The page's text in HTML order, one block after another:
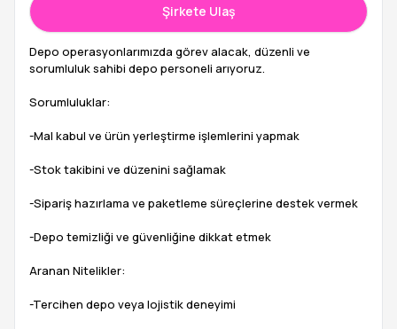
Şirkete Ulaş
Depo operasyonlarımızda görev alacak, düzenli ve
sorumluluk sahibi depo personeli arıyoruz.
Sorumluluklar:
-Mal kabul ve ürün yerleştirme işlemlerini yapmak
-Stok takibini ve düzenini sağlamak
-Sipariş hazırlama ve paketleme süreçlerine destek vermek
-Depo temizliği ve güvenliğine dikkat etmek
Aranan Nitelikler:
-Tercihen depo veya lojistik deneyimi